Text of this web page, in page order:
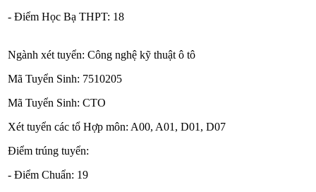
- Điểm Học Bạ THPT: 18
Ngành xét tuyển: Công nghệ kỹ thuật ô tô
Mã Tuyển Sinh: 7510205
Mã Tuyển Sinh: CTO
Xét tuyển các tổ Hợp môn: A00, A01, D01, D07
Điểm trúng tuyển:
- Điểm Chuẩn: 19